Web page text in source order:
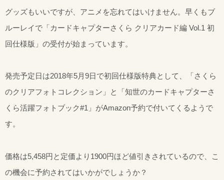
グッズもいいですが、アニメを忘れてはいけません。早くもブ
ルーレイで「カードキャプターさくら クリアカード編 Vol.1 初
回仕様版」の受付が始まっています。
発売予定日は2018年5月9日で初回仕様版特典として、「さくら
のクリアフォトコレクション」と「知世のカードキャプターさ
くら活躍フォトブック#1」がAmazon予約で付いてくるようで
す。
価格は5,458円と定価より1900円ほど値引きされているので、こ
の機会に予約されてはいかがでしょうか？